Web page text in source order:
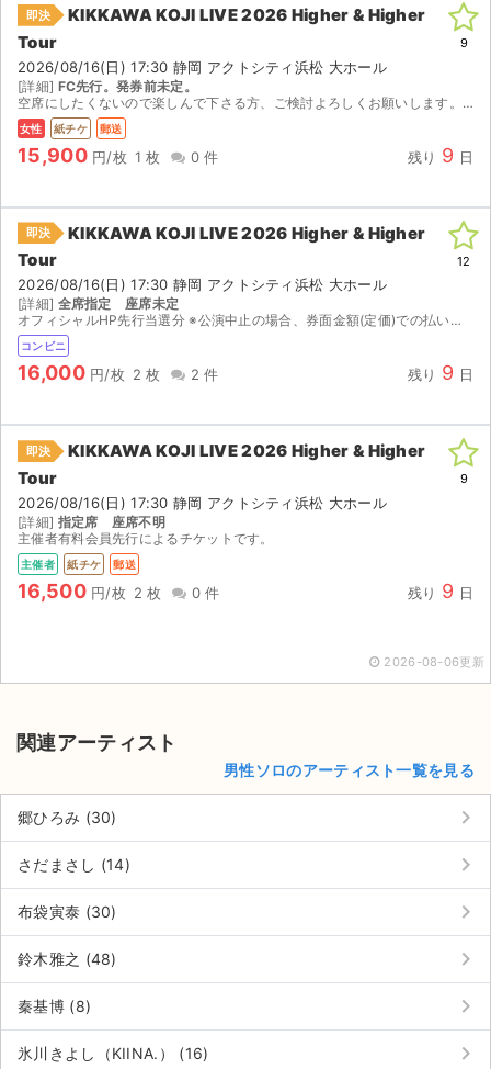
よくある質問
お知らせ
サイト情報
チケットジャム運営会社
チケットジャム利用規約
チケットジャムの取り組み
音楽情報
即決
KIKKAWA KOJI LIVE 2026 Higher & Higher
Tour
2026/08/16(日) 17:30 静岡 アクトシティ浜松 大ホール
[詳細] FC先行。発券前未定。
空席にしたくないので楽しんで下さる方、ご検討よろしくお願いします。24時間以内にレターパックプラスで発送します。中止の際は手数料を差し引いて返金します。
女性 紙チケ 郵送
15,900 円/枚 1 枚 0 件 残り 9 日
9
即決
KIKKAWA KOJI LIVE 2026 Higher & Higher
Tour
2026/08/16(日) 17:30 静岡 アクトシティ浜松 大ホール
[詳細] 全席指定 座席未定
オフィシャルHP先行当選分 ※公演中止の場合、券面金額(定価)での払い戻しになります。
コンビニ
16,000 円/枚 2 枚 2 件 残り 9 日
12
即決
KIKKAWA KOJI LIVE 2026 Higher & Higher
Tour
2026/08/16(日) 17:30 静岡 アクトシティ浜松 大ホール
[詳細] 指定席 座席不明
主催者有料会員先行によるチケットです。
主催者 紙チケ 郵送
16,500 円/枚 2 枚 0 件 残り 9 日
9
2026-08-06更新
関連アーティスト
男性ソロのアーティスト一覧を見る
郷ひろみ (30) keyboard_arrow_right
さだまさし (14) keyboard_arrow_right
布袋寅泰 (30) keyboard_arrow_right
鈴木雅之 (48) keyboard_arrow_right
秦基博 (8) keyboard_arrow_right
氷川きよし（KIINA.） (16) keyboard_arrow_right